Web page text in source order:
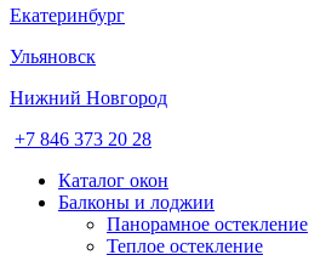
Екатеринбург
Ульяновск
Нижний Новгород
+7 846 373 20 28
Каталог окон
Балконы и лоджии
Панорамное остекление
Теплое остекление